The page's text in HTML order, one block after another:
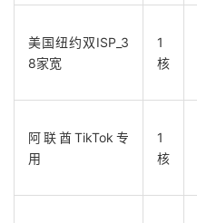
美国纽约双ISP_3
8家宽
1
核
阿联酋TikTok专
用
1
核